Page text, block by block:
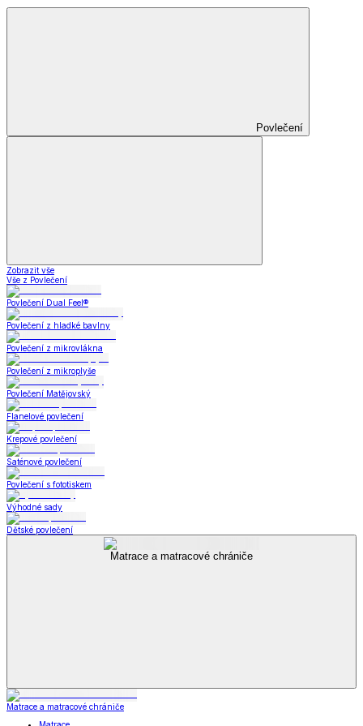
Povlečení
Zobrazit vše
Vše z Povlečení
Povlečení Dual Feel®
Povlečení z hladké bavlny
Povlečení z mikrovlákna
Povlečení z mikroplyše
Povlečení Matějovský
Flanelové povlečení
Krepové povlečení
Saténové povlečení
Povlečení s fototiskem
Výhodné sady
Dětské povlečení
Matrace a matracové chrániče
Matrace a matracové chrániče